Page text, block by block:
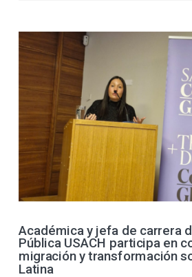
Académica y jefa de carrera
Pública USACH participa en
migración y transformación
Latina